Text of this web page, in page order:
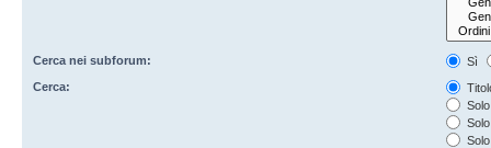
Cerca nei subforum:
Sì
Cerca: